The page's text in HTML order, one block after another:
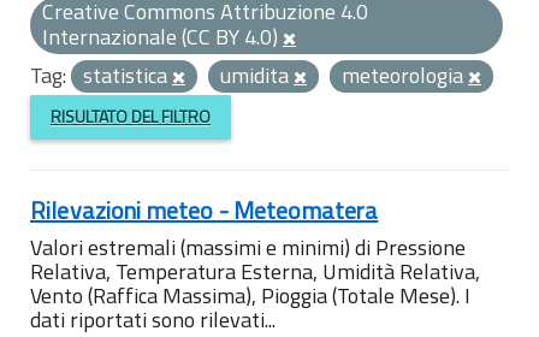
Creative Commons Attribuzione 4.0
Internazionale (CC BY 4.0)
Tag: statistica umidita meteorologia
RISULTATO DEL FILTRO
Rilevazioni meteo - Meteomatera
Valori estremali (massimi e minimi) di Pressione
Relativa, Temperatura Esterna, Umidità Relativa,
Vento (Raffica Massima), Pioggia (Totale Mese). I
dati riportati sono rilevati...